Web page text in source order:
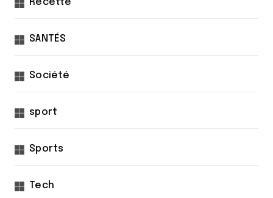
Recette
SANTÉS
Société
sport
Sports
Tech